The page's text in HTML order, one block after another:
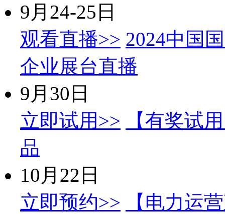
9月24-25日
观看直播>> 2024中国
企业展台直播
9月30日
立即试用>>
【有奖试
品
10月22日
立即预约>>
【电力运